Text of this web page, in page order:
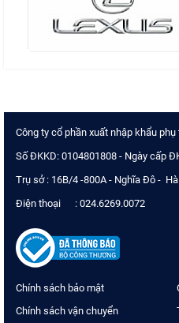
Công ty cổ phần xuất nhập khẩu
Số ĐKKD: 0104801808 - Ngày cấp
Trụ sở : 16B/4 -800A - Nghĩa Đô -
Điện thoại : 024.6269.0072
Chính sách bảo mật
Chính sách vận chuyển